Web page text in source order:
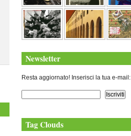
Newsletter
Resta aggiornato! Inserisci la tua e-mail:
Tag Clouds